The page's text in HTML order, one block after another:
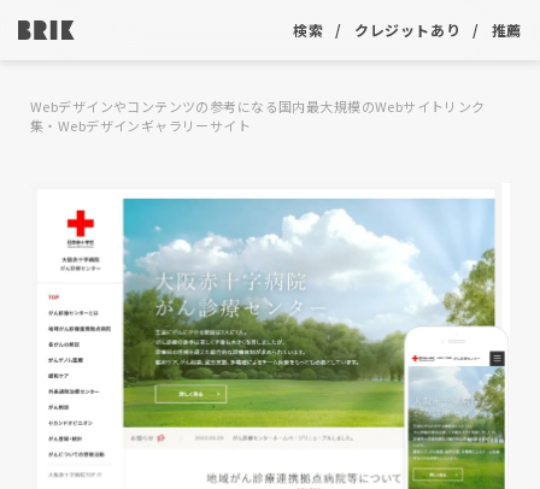
検索 クレジットあり 推薦
Webデザインやコンテンツの参考になる国内最大規模のWebサイトリンク
集・Webデザインギャラリーサイト